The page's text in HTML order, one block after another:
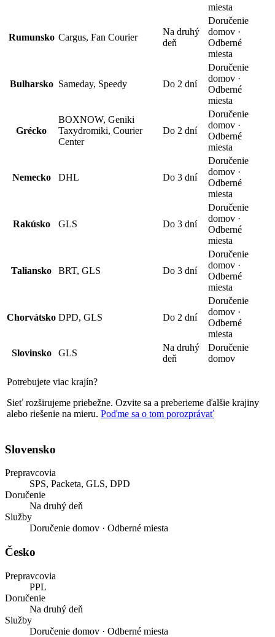
miesta
Rumunsko Cargus, Fan Courier
Na druhý
deň
Doručenie
domov ·
Odberné
miesta
Bulharsko Sameday, Speedy Do 2 dní
Doručenie
domov ·
Odberné
miesta
Grécko
BOXNOW, Geniki
Taxydromiki, Courier
Center
Do 2 dní
Doručenie
domov ·
Odberné
miesta
Nemecko DHL Do 3 dní
Doručenie
domov ·
Odberné
miesta
Rakúsko GLS Do 3 dní
Doručenie
domov ·
Odberné
miesta
Taliansko BRT, GLS Do 3 dní
Doručenie
domov ·
Odberné
miesta
Chorvátsko DPD, GLS Do 2 dní
Doručenie
domov ·
Odberné
miesta
Slovinsko
GLS
Na druhý
deň
Doručenie
domov
Potrebujete viac krajín?
Sieť rozširujeme priebežne. Ozvite sa a preberieme ďalšie krajiny
alebo riešenie na mieru. Poďme sa o tom porozprávať
Slovensko
Prepravcovia
SPS, Packeta, GLS, DPD
Doručenie
Na druhý deň
Služby
Doručenie domov · Odberné miesta
Česko
Prepravcovia
PPL
Doručenie
Na druhý deň
Služby
Doručenie domov · Odberné miesta